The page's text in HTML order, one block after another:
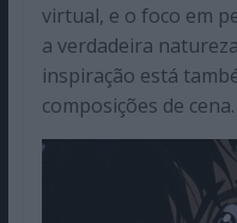
virtual, e o foco em
a verdadeira
inspiração está
composições de cena.